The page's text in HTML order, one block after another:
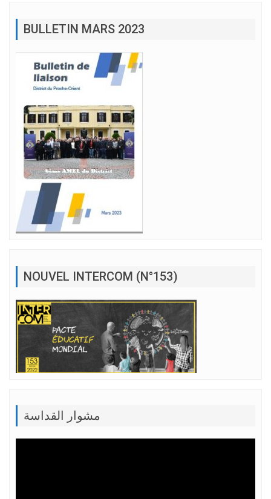
BULLETIN MARS 2023
NOUVEL INTERCOM (N°153)
مشوار القداسة